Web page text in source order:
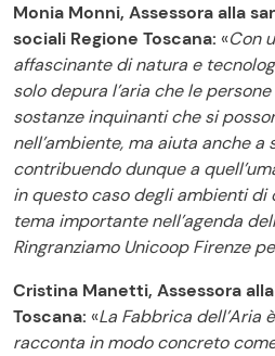
Monia Monni, Assessora alla
sociali Regione Toscana: «Con
affascinante di natura e
solo depura l’aria che le
sostanze inquinanti che si
nell’ambiente, ma aiuta anche a
contribuendo dunque a
in questo caso degli ambienti
tema importante nell’agenda
Ringranziamo Unicoop Firenze
Cristina Manetti, Assessora
Toscana: «La Fabbrica dell’Aria
racconta in modo concreto